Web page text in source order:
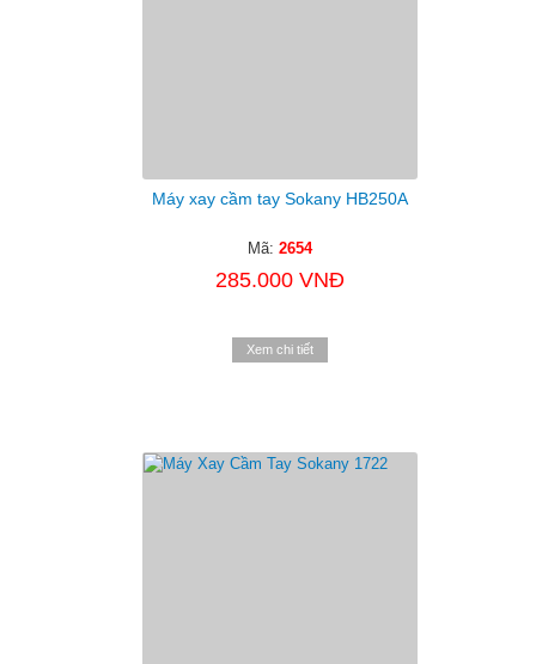
Máy xay cầm tay Sokany HB250A
Mã: 2654
285.000 VNĐ
Xem chi tiết